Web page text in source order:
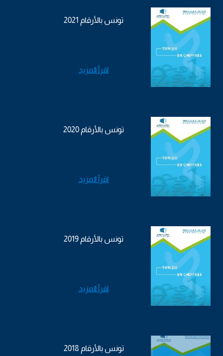
تونس بالأرقام 2021
اقرأ المزيد
تونس بالأرقام 2020
اقرأ المزيد
تونس بالأرقام 2019
اقرأ المزيد
تونس بالأرقام 2018